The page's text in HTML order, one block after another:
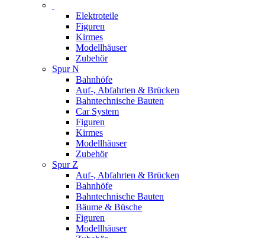
Elektroteile
Figuren
Kirmes
Modellhäuser
Zubehör
Spur N
Bahnhöfe
Auf-, Abfahrten & Brücken
Bahntechnische Bauten
Car System
Figuren
Kirmes
Modellhäuser
Zubehör
Spur Z
Auf-, Abfahrten & Brücken
Bahnhöfe
Bahntechnische Bauten
Bäume & Büsche
Figuren
Modellhäuser